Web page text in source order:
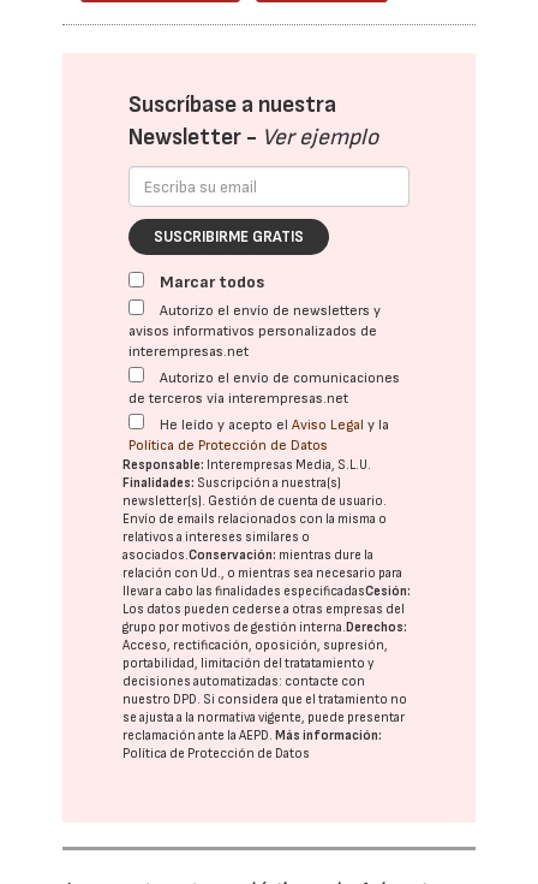
Suscríbase a nuestra
Newsletter - Ver ejemplo
SUSCRIBIRME GRATIS
Marcar todos
Autorizo el envío de newsletters y
avisos informativos personalizados de
interempresas.net
Autorizo el envío de comunicaciones
de terceros vía interempresas.net
He leído y acepto elAviso Legal y la
Política de Protección de Datos
Responsable: Interempresas Media, S.L.U.
Finalidades: Suscripción a nuestra(s)
newsletter(s). Gestión de cuenta de usuario.
Envío de emails relacionados con la misma o
relativos a intereses similares o
asociados.Conservación: mientras dure la
relación con Ud., o mientras sea necesario para
llevar a cabo las finalidades especificadasCesión:
Los datos pueden cederse a otras empresas del
grupo por motivos de gestión interna. Derechos:
Acceso, rectificación, oposición, supresión,
portabilidad, limitación del tratatamiento y
decisiones automatizadas: contacte con
nuestro DPD. Si considera que el tratamiento no
se ajusta a la normativa vigente, puede presentar
reclamación ante laAEPD. Más información:
Política de Protección de Datos